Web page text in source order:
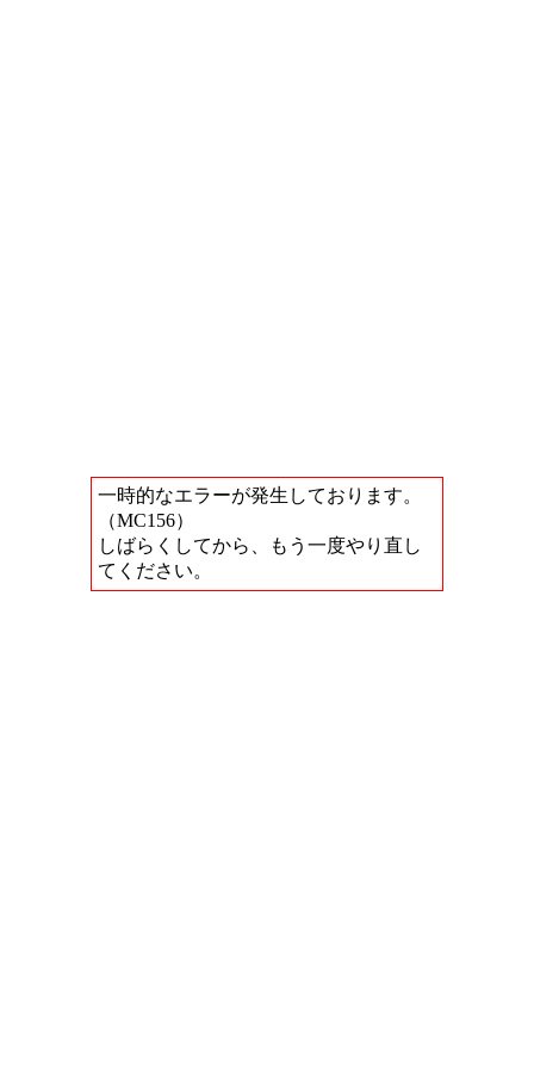
一時的なエラーが発生しております。
（MC156）
しばらくしてから、もう一度やり直し
てください。